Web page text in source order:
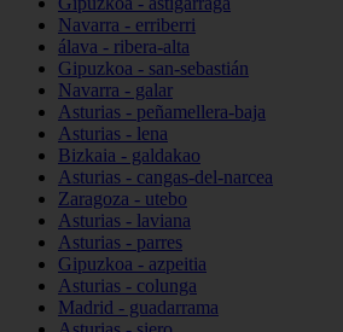
Navarra - erriberri
álava - ribera-alta
Gipuzkoa - san-sebastián
Navarra - galar
Asturias - peñamellera-baja
Asturias - lena
Bizkaia - galdakao
Asturias - cangas-del-narcea
Zaragoza - utebo
Asturias - laviana
Asturias - parres
Gipuzkoa - azpeitia
Asturias - colunga
Madrid - guadarrama